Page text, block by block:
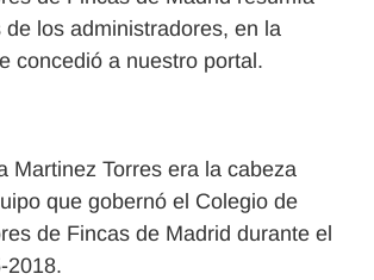
de los administradores, en la
concedió a nuestro portal.
Martinez Torres era la cabeza
que gobernó el Colegio de
de Fincas de Madrid durante el
2018.